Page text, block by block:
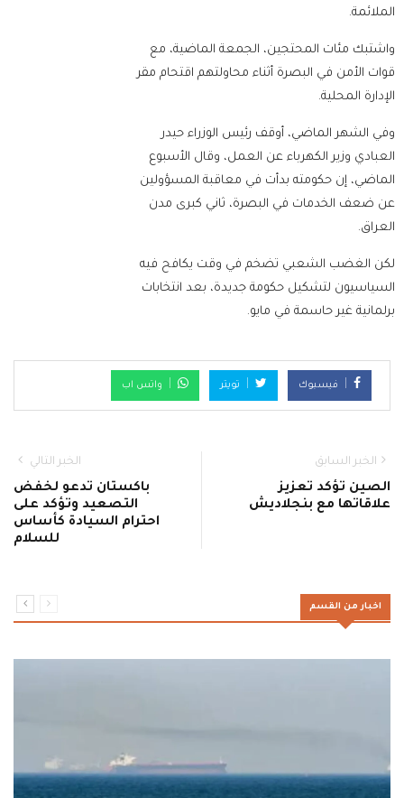
الملائمة.
واشتبك مئات المحتجين، الجمعة الماضية، مع
قوات الأمن في البصرة أثناء محاولتهم اقتحام مقر
الإدارة المحلية.
وفي الشهر الماضي، أوقف رئيس الوزراء حيدر
العبادي وزير الكهرباء عن العمل، وقال الأسبوع
الماضي، إن حكومته بدأت في معاقبة المسؤولين
عن ضعف الخدمات في البصرة، ثاني كبرى مدن
العراق.
لكن الغضب الشعبي تضخم في وقت يكافح فيه
السياسيون لتشكيل حكومة جديدة، بعد انتخابات
برلمانية غير حاسمة في مايو.
فيسبوك تويتر واتس اب
الخبر السابق
الصين تؤكد تعزيز
علاقاتها مع بنجلاديش
الخبر التالي
باكستان تدعو لخفض
التصعيد وتؤكد على
احترام السيادة كأساس
للسلام
اخبار من القسم